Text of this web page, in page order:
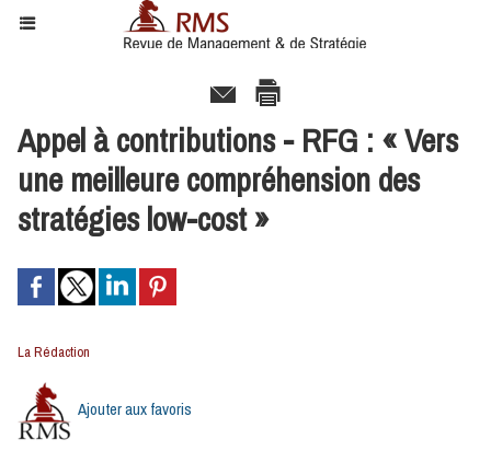
Appel à contributions - RFG : « Vers
une meilleure compréhension des
stratégies low-cost »
La Rédaction
Ajouter aux favoris